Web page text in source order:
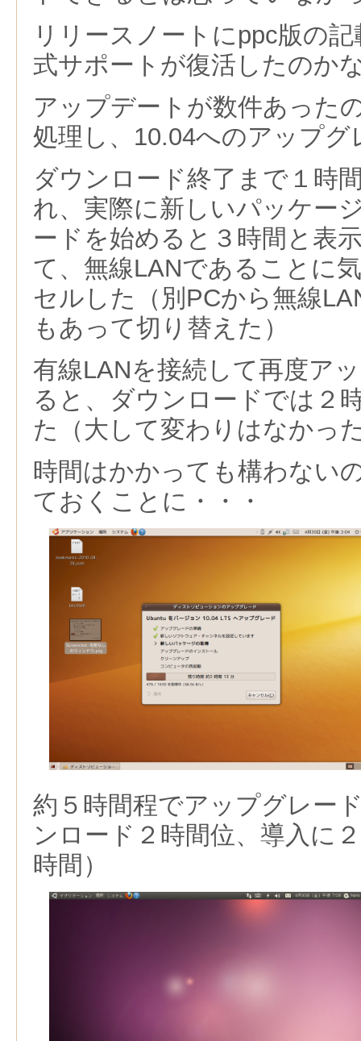
リリースノートにppc版の
式サポートが復活したのか
アップデートが数件あった
処理し、10.04へのアップグ
ダウンロード終了まで１時
れ、実際に新しいパッケー
ードを始めると３時間と表
て、無線LANであることに
セルした（別PCから無線
もあって切り替えた）
有線LANを接続して再度ア
ると、ダウンロードでは２
た（大して変わりはなかっ
時間はかかっても構わない
ておくことに・・・
約５時間程でアップグレー
ンロード２時間位、導入に
時間）